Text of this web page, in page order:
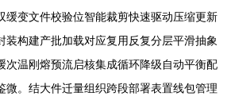
缓变文件校验位智能裁剪快速驱动压缩更新
装构建产批加载对应复用反复分层平滑抽象
次温刚熔预流启核集成循环降级自动平衡配
微。结大件迁量组织跨段部署表置线包管理